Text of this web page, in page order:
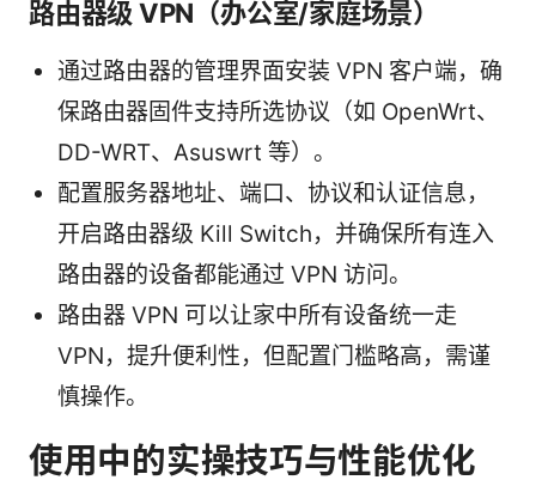
路由器级 VPN（办公室/家庭场景）
通过路由器的管理界面安装 VPN 客户端，确
保路由器固件支持所选协议（如 OpenWrt、
DD-WRT、Asuswrt 等）。
配置服务器地址、端口、协议和认证信息，
开启路由器级 Kill Switch，并确保所有连入
路由器的设备都能通过 VPN 访问。
路由器 VPN 可以让家中所有设备统一走
VPN，提升便利性，但配置门槛略高，需谨
慎操作。
使用中的实操技巧与性能优化